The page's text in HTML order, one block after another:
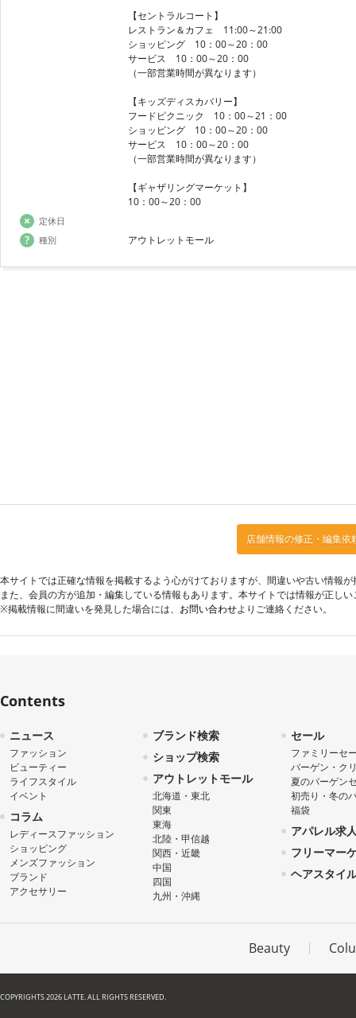
【セントラルコート】
レストラン＆カフェ 11:00～21:00
ショッピング 10：00～20：00
サービス 10：00～20：00
（一部営業時間が異なります）
【キッズディスカバリー】
フードピクニック 10：00～21：00
ショッピング 10：00～20：00
サービス 10：00～20：00
（一部営業時間が異なります）
【ギャザリングマーケット】
10：00～20：00
定休日
種別
アウトレットモール
店舗情報の修正・編集依
本サイトでは正確な情報を掲載するよう心がけておりますが、間違いや古い情報
また、会員の方が追加・編集している情報もあります。本サイトでは情報が正し
※掲載情報に間違いを発見した場合には、 お問い合わせよりご連絡ください。
Contents
ニュース
ファッション
ビューティー
ライフスタイル
イベント
コラム
レディースファッション
ショッピング
メンズファッション
ブランド
アクセサリー
ブランド検索
ショップ検索
アウトレットモール
北海道・東北
関東
東海
北陸・甲信越
関西・近畿
中国
四国
九州・沖縄
セール
ファミリーセ
バーゲン・ク
夏のバーゲン
初売り・冬の
福袋
アパレル求
フリーマー
ヘアスタイ
Beauty
COPYRIGHTS 2026 LATTE. ALL RIGHTS RESERVED.